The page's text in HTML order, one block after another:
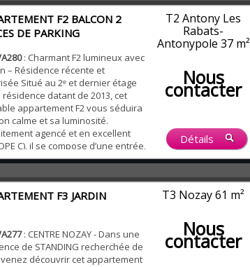
un véritable atout pour
F2 BALCON 2
DE PARKING
: Charmant F2 lumineux avec
– Résidence récente et
Situé au 2ᵉ et dernier étage
résidence datant de 2013, cet
appartement F2 vous séduira
calme et sa luminosité.
agencé et en excellent
C), il se compose d’une entrée,
avec cuisine aménagée,
permettant d’installer une
T2 Antony Les
Rabats-
Antonypole 37 m²
Nous
contacter
Détails
F3 JARDIN
: CENTRE NOZAY - Dans une
de STANDING recherchée de
venez découvrir cet appartement
T3 Nozay61 m²
Nous
contacter